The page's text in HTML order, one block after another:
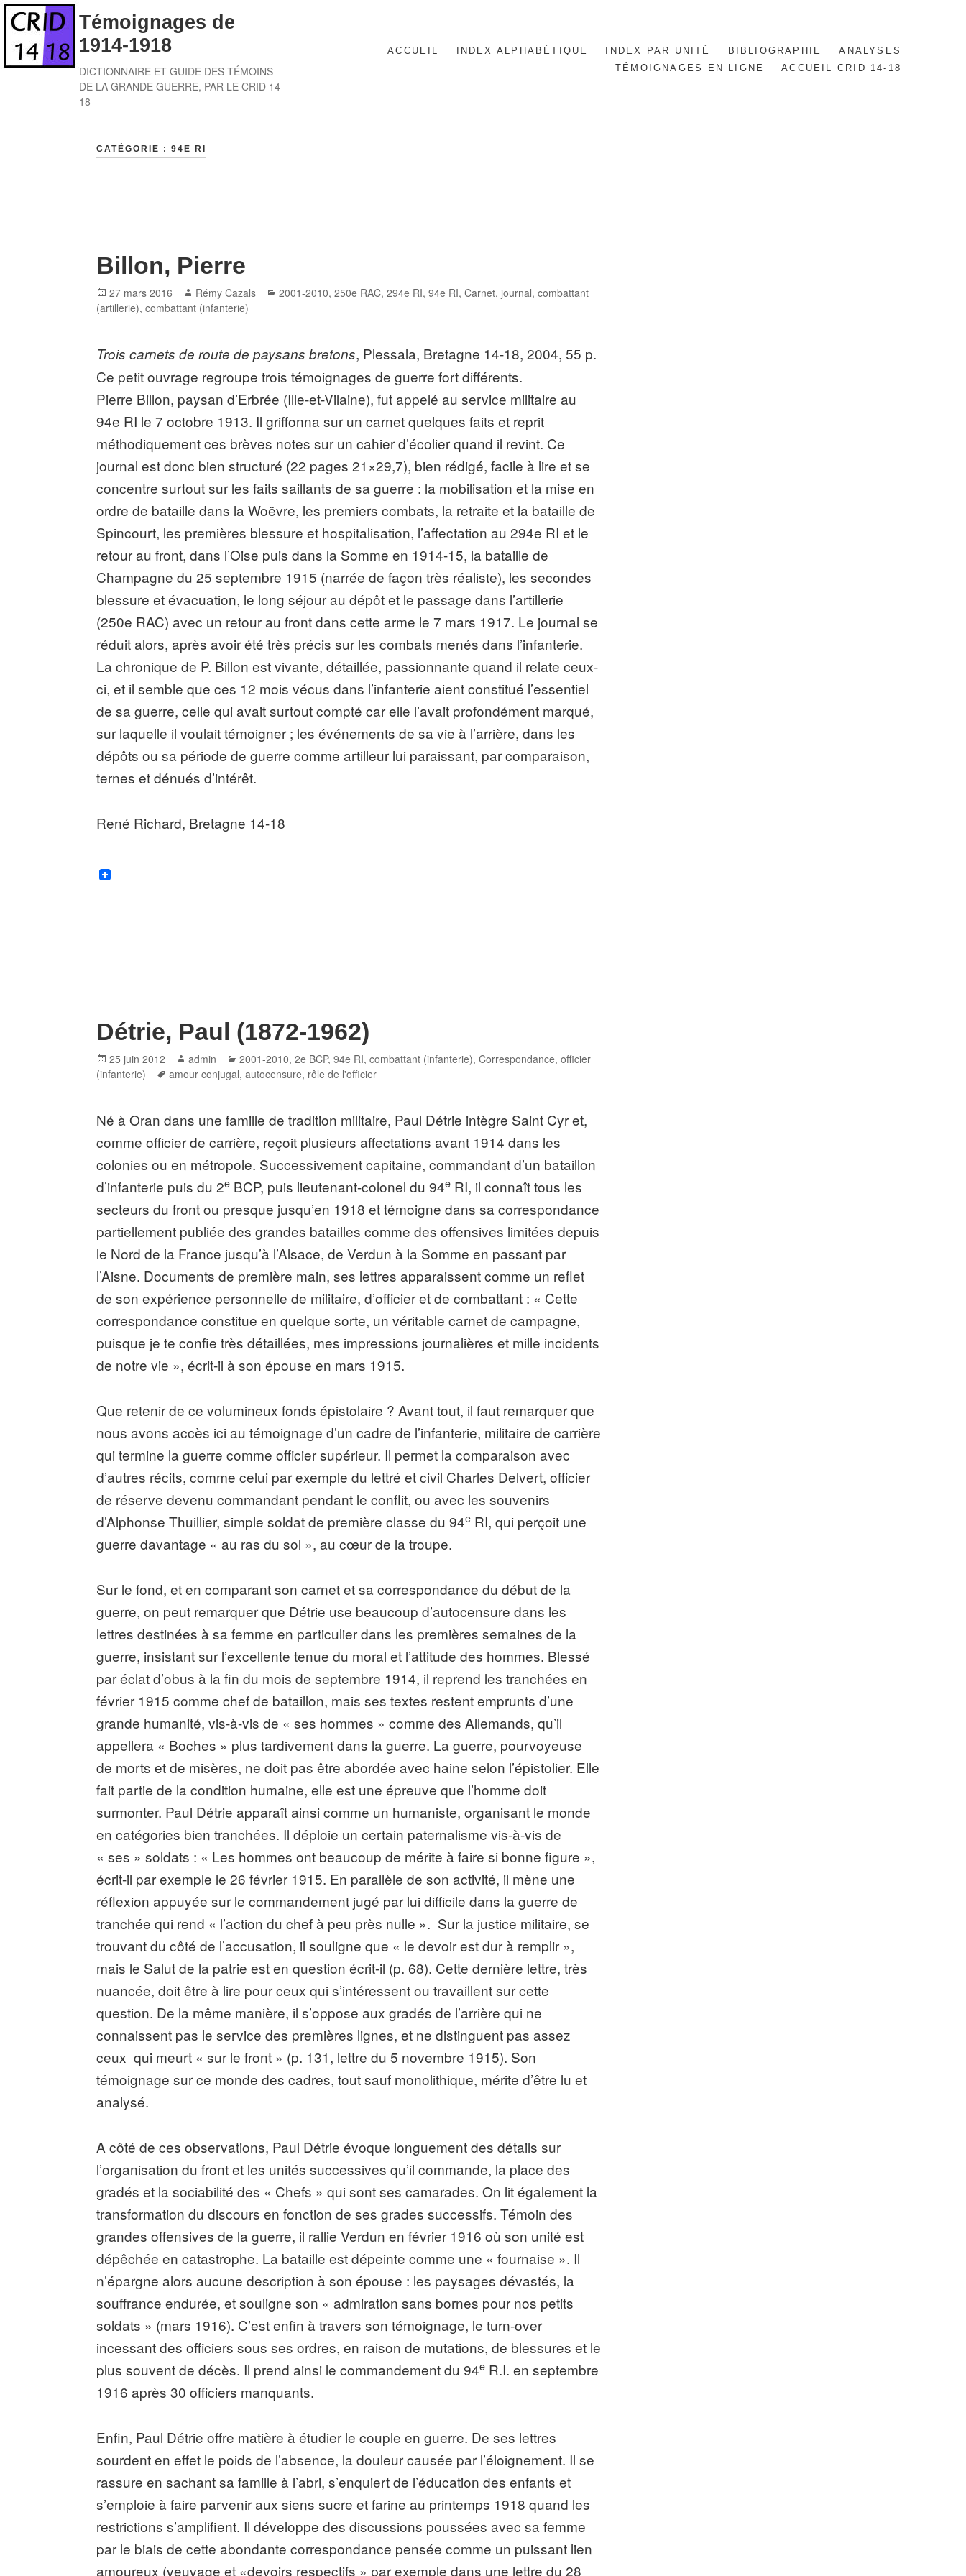
Skip
content
Témoignages de
1914-1918
DICTIONNAIRE ET GUIDE DES TÉMOINS
DE LA GRANDE GUERRE, PAR LE CRID 14-
18
ACCUEIL INDEX ALPHABÉTIQUE INDEX PAR UNITÉ BIBLIOGRAPHIE
ANALYSES
TÉMOIGNAGES EN LIGNE
ACCUEIL CRID 14-18
CATÉGORIE :94E RI
Billon, Pierre
Posted
on
27 mars 2016 Author
Rémy Cazals Categories
2001-2010,250e RAC,294e RI,94e RI,Carnet, journal,combattant
(artillerie),combattant (infanterie)
Trois carnets de route de paysans bretons, Plessala, Bretagne 14-18, 2004, 55 p.
Ce petit ouvrage regroupe trois témoignages de guerre fort différents.
Pierre Billon, paysan d’Erbrée (Ille-et-Vilaine), fut appelé au service militaire au
94e RI le 7 octobre 1913. Il griffonna sur un carnet quelques faits et reprit
méthodiquement ces brèves notes sur un cahier d’écolier quand il revint. Ce
journal est donc bien structuré (22 pages 21×29,7), bien rédigé, facile à lire et se
concentre surtout sur les faits saillants de sa guerre : la mobilisation et la mise en
ordre de bataille dans la Woëvre, les premiers combats, la retraite et la bataille de
Spincourt, les premières blessure et hospitalisation, l’affectation au 294e RI et le
retour au front, dans l’Oise puis dans la Somme en 1914-15, la bataille de
Champagne du 25 septembre 1915 (narrée de façon très réaliste), les secondes
blessure et évacuation, le long séjour au dépôt et le passage dans l’artillerie
(250e RAC) avec un retour au front dans cette arme le 7 mars 1917. Le journal se
réduit alors, après avoir été très précis sur les combats menés dans l’infanterie.
La chronique de P. Billon est vivante, détaillée, passionnante quand il relate ceux-
ci, et il semble que ces 12 mois vécus dans l’infanterie aient constitué l’essentiel
de sa guerre, celle qui avait surtout compté car elle l’avait profondément marqué,
sur laquelle il voulait témoigner ; les événements de sa vie à l’arrière, dans les
dépôts ou sa période de guerre comme artilleur lui paraissant, par comparaison,
ternes et dénués d’intérêt.
René Richard, Bretagne 14-18
Détrie, Paul (1872-1962)
Posted
on
25 juin 2012 Author
admin Categories
2001-2010,2e BCP,94e RI,combattant (infanterie),Correspondance,officier
(infanterie)
Tags
amour conjugal,autocensure, rôle de l'officier
Né à Oran dans une famille de tradition militaire, Paul Détrie intègre Saint Cyr et,
comme officier de carrière, reçoit plusieurs affectations avant 1914 dans les
colonies ou en métropole. Successivement capitaine, commandant d’un bataillon
d’infanterie puis du 2e BCP, puis lieutenant-colonel du 94e RI, il connaît tous les
secteurs du front ou presque jusqu’en 1918 et témoigne dans sa correspondance
partiellement publiée des grandes batailles comme des offensives limitées depuis
le Nord de la France jusqu’à l’Alsace, de Verdun à la Somme en passant par
l’Aisne. Documents de première main, ses lettres apparaissent comme un reflet
de son expérience personnelle de militaire, d’officier et de combattant : « Cette
correspondance constitue en quelque sorte, un véritable carnet de campagne,
puisque je te confie très détaillées, mes impressions journalières et mille incidents
de notre vie », écrit-il à son épouse en mars 1915.
Que retenir de ce volumineux fonds épistolaire ? Avant tout, il faut remarquer que
nous avons accès ici au témoignage d’un cadre de l’infanterie, militaire de carrière
qui termine la guerre comme officier supérieur. Il permet la comparaison avec
d’autres récits, comme celui par exemple du lettré et civil Charles Delvert, officier
de réserve devenu commandant pendant le conflit, ou avec les souvenirs
d’Alphonse Thuillier, simple soldat de première classe du 94e RI, qui perçoit une
guerre davantage « au ras du sol », au cœur de la troupe.
Sur le fond, et en comparant son carnet et sa correspondance du début de la
guerre, on peut remarquer que Détrie use beaucoup d’autocensure dans les
lettres destinées à sa femme en particulier dans les premières semaines de la
guerre, insistant sur l’excellente tenue du moral et l’attitude des hommes. Blessé
par éclat d’obus à la fin du mois de septembre 1914, il reprend les tranchées en
février 1915 comme chef de bataillon, mais ses textes restent emprunts d’une
grande humanité, vis-à-vis de « ses hommes » comme des Allemands, qu’il
appellera « Boches » plus tardivement dans la guerre. La guerre, pourvoyeuse
de morts et de misères, ne doit pas être abordée avec haine selon l’épistolier. Elle
fait partie de la condition humaine, elle est une épreuve que l’homme doit
surmonter. Paul Détrie apparaît ainsi comme un humaniste, organisant le monde
en catégories bien tranchées. Il déploie un certain paternalisme vis-à-vis de
« ses » soldats : « Les hommes ont beaucoup de mérite à faire si bonne figure »,
écrit-il par exemple le 26 février 1915. En parallèle de son activité, il mène une
réflexion appuyée sur le commandement jugé par lui difficile dans la guerre de
tranchée qui rend « l’action du chef à peu près nulle ». Sur la justice militaire, se
trouvant du côté de l’accusation, il souligne que « le devoir est dur à remplir »,
mais le Salut de la patrie est en question écrit-il (p. 68). Cette dernière lettre, très
nuancée, doit être à lire pour ceux qui s’intéressent ou travaillent sur cette
question. De la même manière, il s’oppose aux gradés de l’arrière qui ne
connaissent pas le service des premières lignes, et ne distinguent pas assez
ceux qui meurt « sur le front » (p. 131, lettre du 5 novembre 1915). Son
témoignage sur ce monde des cadres, tout sauf monolithique, mérite d’être lu et
analysé.
A côté de ces observations, Paul Détrie évoque longuement des détails sur
l’organisation du front et les unités successives qu’il commande, la place des
gradés et la sociabilité des « Chefs » qui sont ses camarades. On lit également la
transformation du discours en fonction de ses grades successifs. Témoin des
grandes offensives de la guerre, il rallie Verdun en février 1916 où son unité est
dépêchée en catastrophe. La bataille est dépeinte comme une « fournaise ». Il
n’épargne alors aucune description à son épouse : les paysages dévastés, la
souffrance endurée, et souligne son « admiration sans bornes pour nos petits
soldats » (mars 1916). C’est enfin à travers son témoignage, le turn-over
incessant des officiers sous ses ordres, en raison de mutations, de blessures et le
plus souvent de décès. Il prend ainsi le commandement du 94e R.I. en septembre
1916 après 30 officiers manquants.
Enfin, Paul Détrie offre matière à étudier le couple en guerre. De ses lettres
sourdent en effet le poids de l’absence, la douleur causée par l’éloignement. Il se
rassure en sachant sa famille à l’abri, s’enquiert de l’éducation des enfants et
s’emploie à faire parvenir aux siens sucre et farine au printemps 1918 quand les
restrictions s’amplifient. Il développe des discussions poussées avec sa femme
par le biais de cette abondante correspondance pensée comme un puissant lien
amoureux (veuvage et «devoirs respectifs » par exemple dans une lettre du 28